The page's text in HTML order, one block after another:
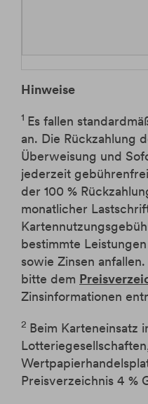
Hinweise
1 Es fallen
an. Die Rückzahlung
Überweisung und
jederzeit
der 100 %
monatlicher
bestimmte
sowie Zinsen
bitte dem
Zinsinformationen
2 Beim Karteneinsatz
Preisverzeichnis 4 %